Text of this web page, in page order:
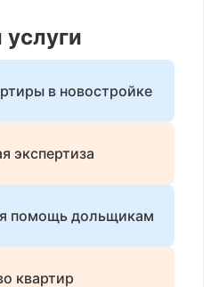
в новостройке
экспертиза
помощь дольщикам
квартир